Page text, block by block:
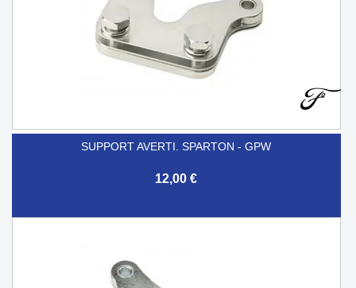
SUPPORT AVERTI. SPARTON - GPW
12,00 €